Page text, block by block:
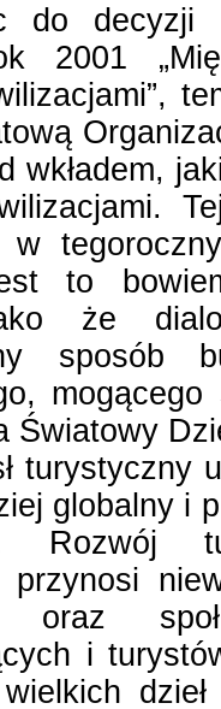
do decyzji
2001
wkładem,
w
to
że
sposób
Światowy
turystyczny
globalny i
Rozwój
przynosi
oraz
i